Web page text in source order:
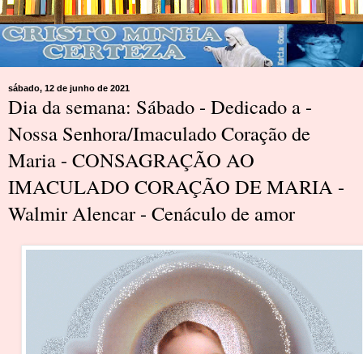
sábado, 12 de junho de 2021
Dia da semana: Sábado - Dedicado a -
Nossa Senhora/Imaculado Coração de
Maria - CONSAGRAÇÃO AO
IMACULADO CORAÇÃO DE MARIA -
Walmir Alencar - Cenáculo de amor